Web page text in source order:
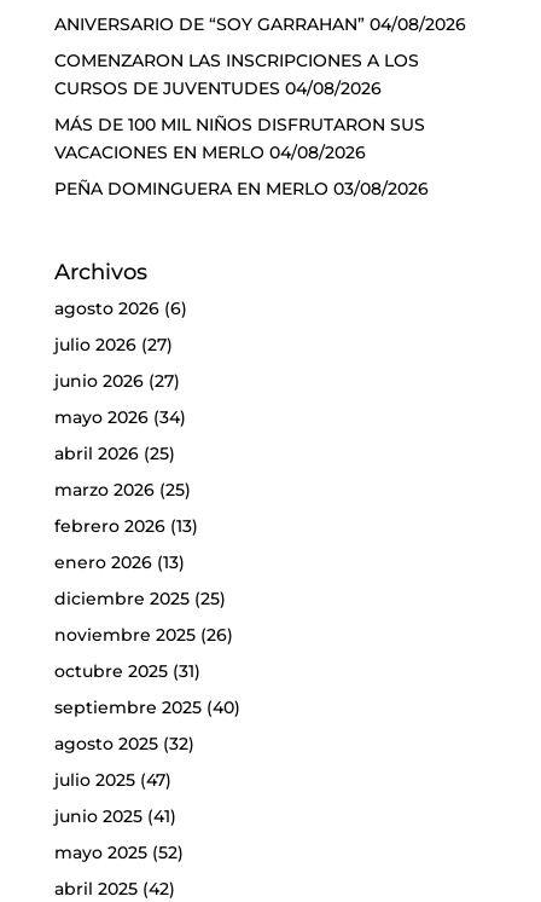
ANIVERSARIO DE “SOY GARRAHAN” 04/08/2026
COMENZARON LAS INSCRIPCIONES A LOS
CURSOS DE JUVENTUDES 04/08/2026
MÁS DE 100 MIL NIÑOS DISFRUTARON SUS
VACACIONES EN MERLO 04/08/2026
PEÑA DOMINGUERA EN MERLO 03/08/2026
Archivos
agosto 2026(6)
julio 2026(27)
junio 2026(27)
mayo 2026(34)
abril 2026(25)
marzo 2026(25)
febrero 2026(13)
enero 2026(13)
diciembre 2025(25)
noviembre 2025(26)
octubre 2025(31)
septiembre 2025(40)
agosto 2025(32)
julio 2025(47)
junio 2025(41)
mayo 2025(52)
abril 2025(42)